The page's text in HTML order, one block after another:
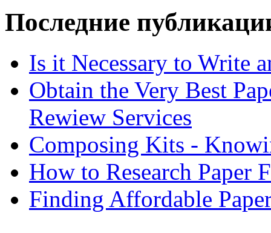
Последние
Is it Necessary to Write
Obtain the Very Best
Rewiew Services
Composing Kits -
How to Research Paper
Finding Affordable